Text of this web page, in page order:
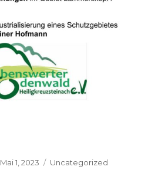
Veröffentlicht
Mai 1, 2023 Kategorien
Uncategorized